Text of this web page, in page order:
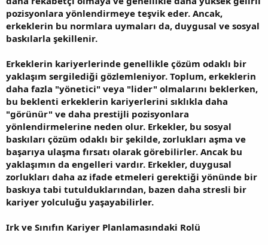
pozisyonlara yönlendirmeye teşvik eder. Ancak,
erkeklerin bu normlara uymaları da, duygusal ve sosyal
baskılarla şekillenir.
Erkeklerin kariyerlerinde genellikle çözüm odaklı bir
yaklaşım sergilediği gözlemleniyor. Toplum, erkeklerin
daha fazla "yönetici" veya "lider" olmalarını beklerken,
bu beklenti erkeklerin kariyerlerini sıklıkla daha
"görünür" ve daha prestijli pozisyonlara
yönlendirmelerine neden olur. Erkekler, bu sosyal
baskıları çözüm odaklı bir şekilde, zorlukları aşma ve
başarıya ulaşma fırsatı olarak görebilirler. Ancak bu
yaklaşımın da engelleri vardır. Erkekler, duygusal
zorlukları daha az ifade etmeleri gerektiği yönünde bir
baskıya tabi tutulduklarından, bazen daha stresli bir
kariyer yolculuğu yaşayabilirler.
Irk ve Sınıfın Kariyer Planlamasındaki Rolü